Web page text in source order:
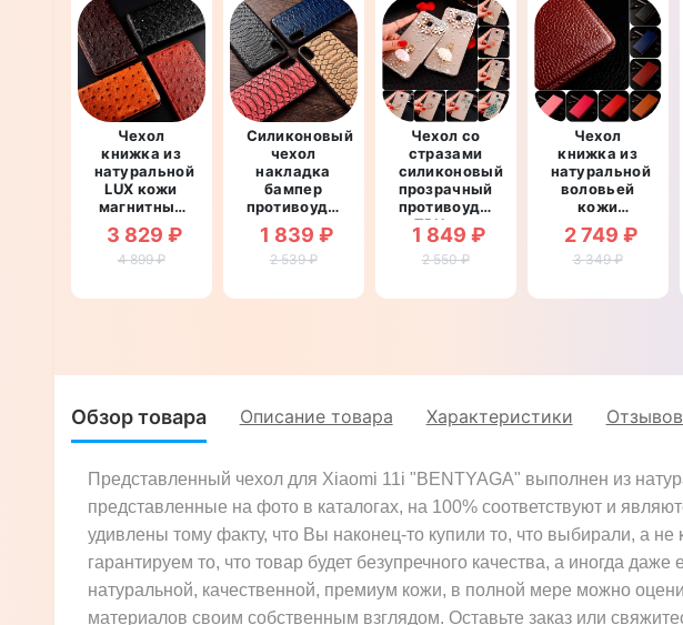
Чехол
книжка из
натуральной
LUX кожи
магнитный
противоударный
для Xiaomi
11i
3 829 ₽
4 899 ₽
Силиконовый
чехол
накладка
бампер
противоударный
со
вставкой из
натуральной
Xiaomi 11i
1 839 ₽
2 539 ₽
Чехол со
стразами
силиконовый
прозрачный
противоударный
TPU для
Xiaomi 11i
"DIAMOND"
1 849 ₽
2 550 ₽
Чехол
книжка из
натуральной
воловьей
кожи
противоударный
магнитный
для Xiaomi
2 749 ₽
3 349 ₽
Обзор товара Описание товара Характеристики
Представленный чехол для Xiaomi 11i "BENTYAGA" выполнен из
представленные на фото в каталогах, на 100% соответствуют и
удивлены тому факту, что Вы наконец-то купили то, что выбирали, а
гарантируем то, что товар будет безупречного качества, а иногда
натуральной, качественной, премиум кожи, в полной мере можно
материалов своим собственным взглядом. Оставьте заказ или